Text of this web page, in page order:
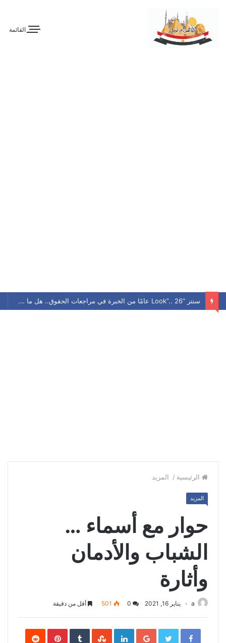
القائمة
سنتر “Look”.. 26 عامًا من الخبرة في مراجعات الحقوق.. هل ما زال يحافظ على مكانته بين الطلاب؟
الرئيسية / المزيد
المزيد
حوار مع أسماء …
الشباب والأدمان
وأثارة
a يناير 16, 2021 501 أقل من دقيقة
Facebook
Twitter
Google+
LinkedIn
Pinterest